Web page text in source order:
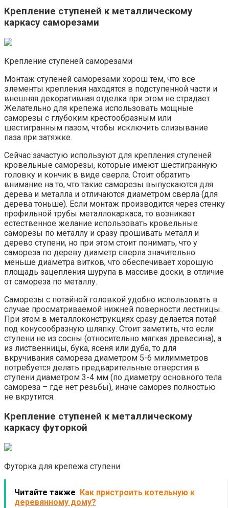
Крепление ступеней к металлическому
каркасу саморезами
Крепление ступеней саморезами
Монтаж ступеней саморезами хорош тем, что все
элементы крепления находятся в подступенной части и
внешняя декоративная отделка при этом не страдает.
Желательно для крепежа использовать мощные
саморезы с глубоким крестообразным или
шестигранным пазом, чтобы исключить слизывание
паза при затяжке.
Сейчас зачастую используют для крепления ступеней
кровельные саморезы, которые имеют шестигранную
головку и кончик в виде сверла. Стоит обратить
внимание на то, что такие саморезы выпускаются для
дерева и металла и отличаются диаметром сверла (для
дерева тоньше). Если монтаж производится через стенку
профильной трубы металлокаркаса, то возникает
естественное желание использовать кровельные
саморезы по металлу и сразу прошивать металл и
дерево ступени, но при этом стоит понимать, что у
самореза по дереву диаметр сверла значительно
меньше диаметра витков, что обеспечивает хорошую
площадь зацепления шурупа в массиве доски, в отличие
от самореза по металлу.
Саморезы с потайной головкой удобно использовать в
случае просматриваемой нижней поверности лестницы.
При этом в металлоконструкциях сразу делается потай
под конусообразную шляпку. Стоит заметить, что если
ступени не из сосны (относительно мягкая древесина), а
из лиственницы, бука, ясеня или дуба, то для
вкручивания самореза диаметром 5-6 милимметров
потребуется делать предварительные отверстия в
ступени диаметром 3-4 мм (по диаметру основного тела
самореза – где нет резьбы), иначе саморез полностью
не вкрутится.
Крепление ступеней к металлическому
каркасу футоркой
Футорка для крепежа ступени
Читайте также
Как пристроить котельную к
деревянному дому?